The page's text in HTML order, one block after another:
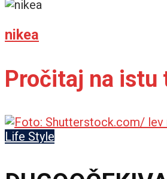
nikea
Pročitaj na istu
Life Style